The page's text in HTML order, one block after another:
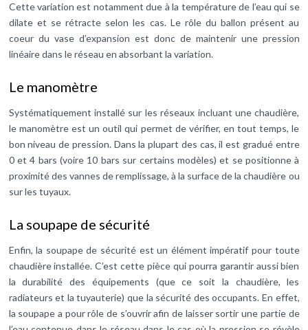
Cette variation est notamment due à la température de l’eau qui se
dilate et se rétracte selon les cas. Le rôle du ballon présent au
coeur du vase d’expansion est donc de maintenir une pression
linéaire dans le réseau en absorbant la variation.
Le manomètre
Systématiquement installé sur les réseaux incluant une chaudière,
le manomètre est un outil qui permet de vérifier, en tout temps, le
bon niveau de pression. Dans la plupart des cas, il est gradué entre
0 et 4 bars (voire 10 bars sur certains modèles) et se positionne à
proximité des vannes de remplissage, à la surface de la chaudière ou
sur les tuyaux.
La soupape de sécurité
Enfin, la soupape de sécurité est un élément impératif pour toute
chaudière installée. C’est cette pièce qui pourra garantir aussi bien
la durabilité des équipements (que ce soit la chaudière, les
radiateurs et la tuyauterie) que la sécurité des occupants. En effet,
la soupape a pour rôle de s’ouvrir afin de laisser sortir une partie de